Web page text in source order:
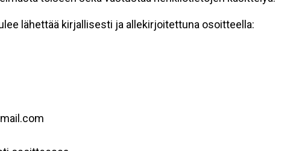
lähettää kirjallisesti ja allekirjoitettuna osoitteella: